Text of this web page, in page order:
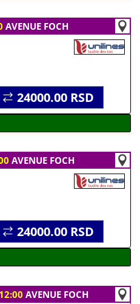
AVENUE FOCH
24000.00 RSD
AVENUE FOCH
24000.00 RSD
AVENUE FOCH